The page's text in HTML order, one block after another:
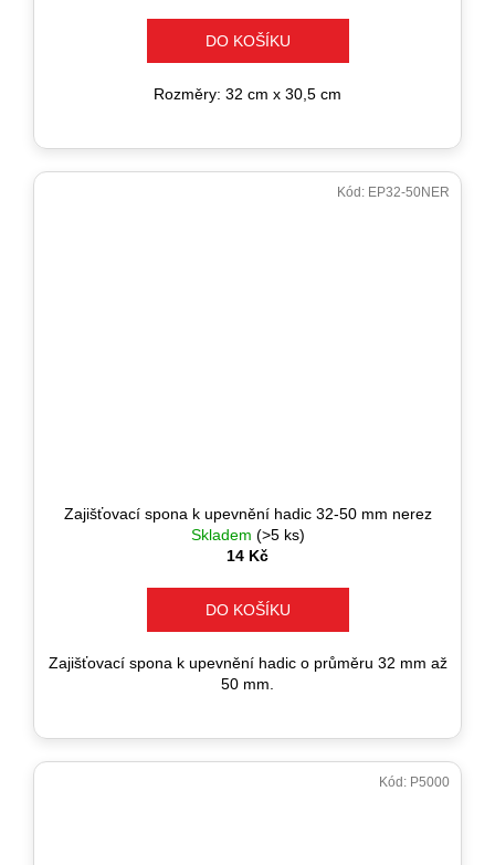
DO KOŠÍKU
Rozměry: 32 cm x 30,5 cm
Zajišťovací spona k upevnění hadic 32-50 mm nerez
Skladem (>5 ks)
14 Kč
DO KOŠÍKU
Zajišťovací spona k upevnění hadic o průměru 32 mm až
50 mm.
Kód: EP32-50NER
Kód: P5000